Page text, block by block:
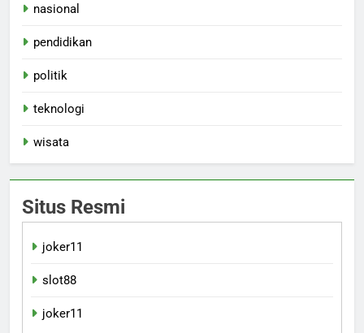
nasional
pendidikan
politik
teknologi
wisata
Situs Resmi
joker11
slot88
joker11